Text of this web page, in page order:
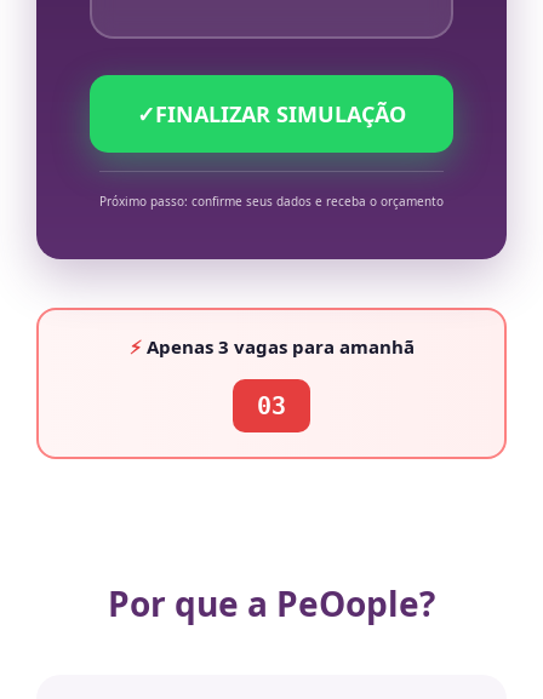
✓FINALIZAR SIMULAÇÃO
Próximo passo: confirme seus dados e receba o orçamento
⚡Apenas 3 vagaspara amanhã
03
Por que a PeOople?